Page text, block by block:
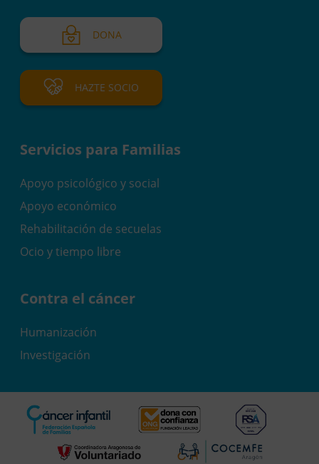
DONA
HAZTE SOCIO
Servicios para Familias
Apoyo psicológico y social
Apoyo económico
Rehabilitación de secuelas
Ocio y tiempo libre
Contra el cáncer
Humanización
Investigación